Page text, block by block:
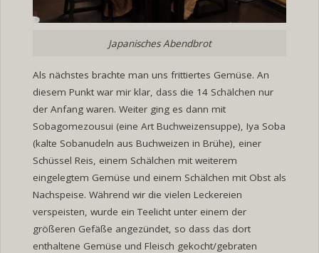
Japanisches Abendbrot
Als nächstes brachte man uns frittiertes Gemüse. An
diesem Punkt war mir klar, dass die 14 Schälchen nur
der Anfang waren. Weiter ging es dann mit
Sobagomezousui (eine Art Buchweizensuppe), Iya Soba
(kalte Sobanudeln aus Buchweizen in Brühe), einer
Schüssel Reis, einem Schälchen mit weiterem
eingelegtem Gemüse und einem Schälchen mit Obst als
Nachspeise. Während wir die vielen Leckereien
verspeisten, wurde ein Teelicht unter einem der
größeren Gefäße angezündet, so dass das dort
enthaltene Gemüse und Fleisch gekocht/gebraten